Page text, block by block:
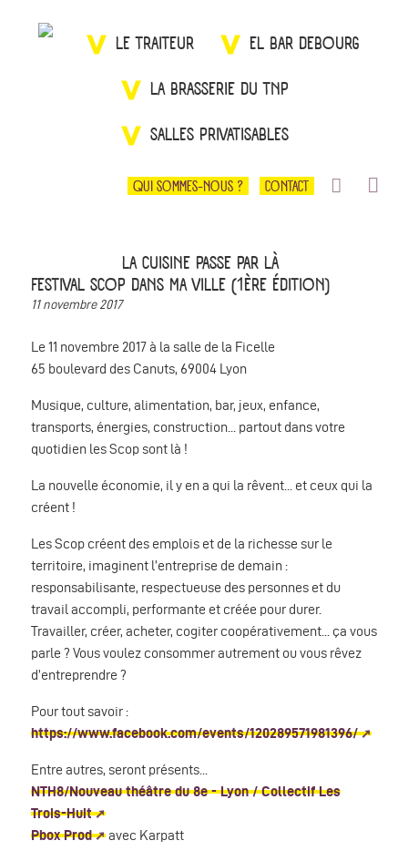
LE TRAITEUR
EL BAR DEBOURG
LA BRASSERIE DU TNP
SALLES PRIVATISABLES
QUI SOMMES-NOUS ? CONTACT
LA CUISINE PASSE PAR LÀ
FESTIVAL SCOP DANS MA VILLE (1ÈRE ÉDITION)
11 novembre 2017
Le 11 novembre 2017 à la salle de la Ficelle
65 boulevard des Canuts, 69004 Lyon
Musique, culture, alimentation, bar, jeux, enfance,
transports, énergies, construction... partout dans votre
quotidien les Scop sont là !
La nouvelle économie, il y en a qui la rêvent... et ceux qui la
créent !
Les Scop créent des emplois et de la richesse sur le
territoire, imaginent l’entreprise de demain :
responsabilisante, respectueuse des personnes et du
travail accompli, performante et créée pour durer.
Travailler, créer, acheter, cogiter coopérativement... ça vous
parle ? Vous voulez consommer autrement ou vous rêvez
d’entreprendre ?
Pour tout savoir :
https://www.facebook.com/events/120289571981396/
Entre autres, seront présents...
NTH8/Nouveau théâtre du 8e - Lyon / Collectif Les
Trois-Huit
Pbox Prod
avec Karpatt